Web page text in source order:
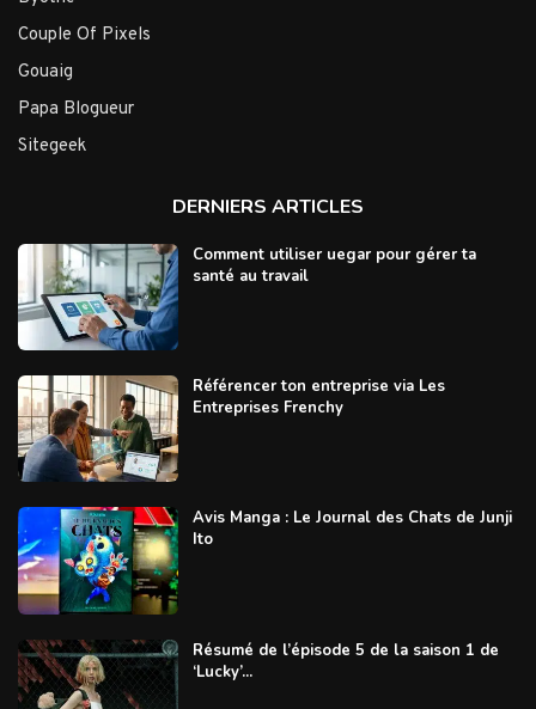
Couple Of Pixels
Gouaig
Papa Blogueur
Sitegeek
DERNIERS ARTICLES
Comment utiliser uegar pour gérer ta
santé au travail
Référencer ton entreprise via Les
Entreprises Frenchy
Avis Manga : Le Journal des Chats de Junji
Ito
Résumé de l’épisode 5 de la saison 1 de
‘Lucky’...